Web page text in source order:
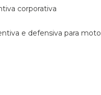
corporativa
e defensiva para moto